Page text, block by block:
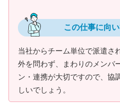
この仕事に向
当社からチーム単位で派遣さ
外を問わず、まわりのメンバ
ン・連携が大切ですので、協
しいでしょう。